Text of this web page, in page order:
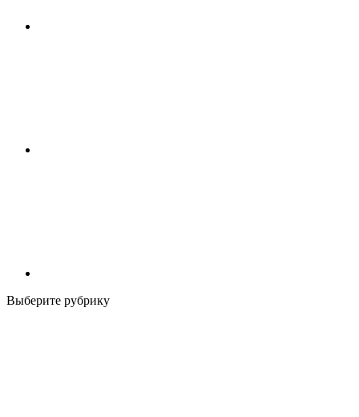
Выберите рубрику